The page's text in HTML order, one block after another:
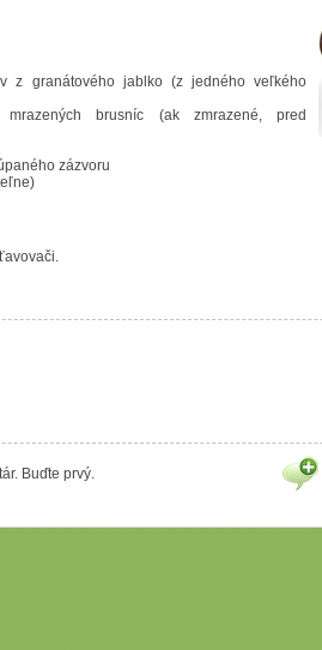
z granátového jablko (z jedného veľkého
brusníc (ak zmrazené, pred
zázvoru
Buďte prvý.